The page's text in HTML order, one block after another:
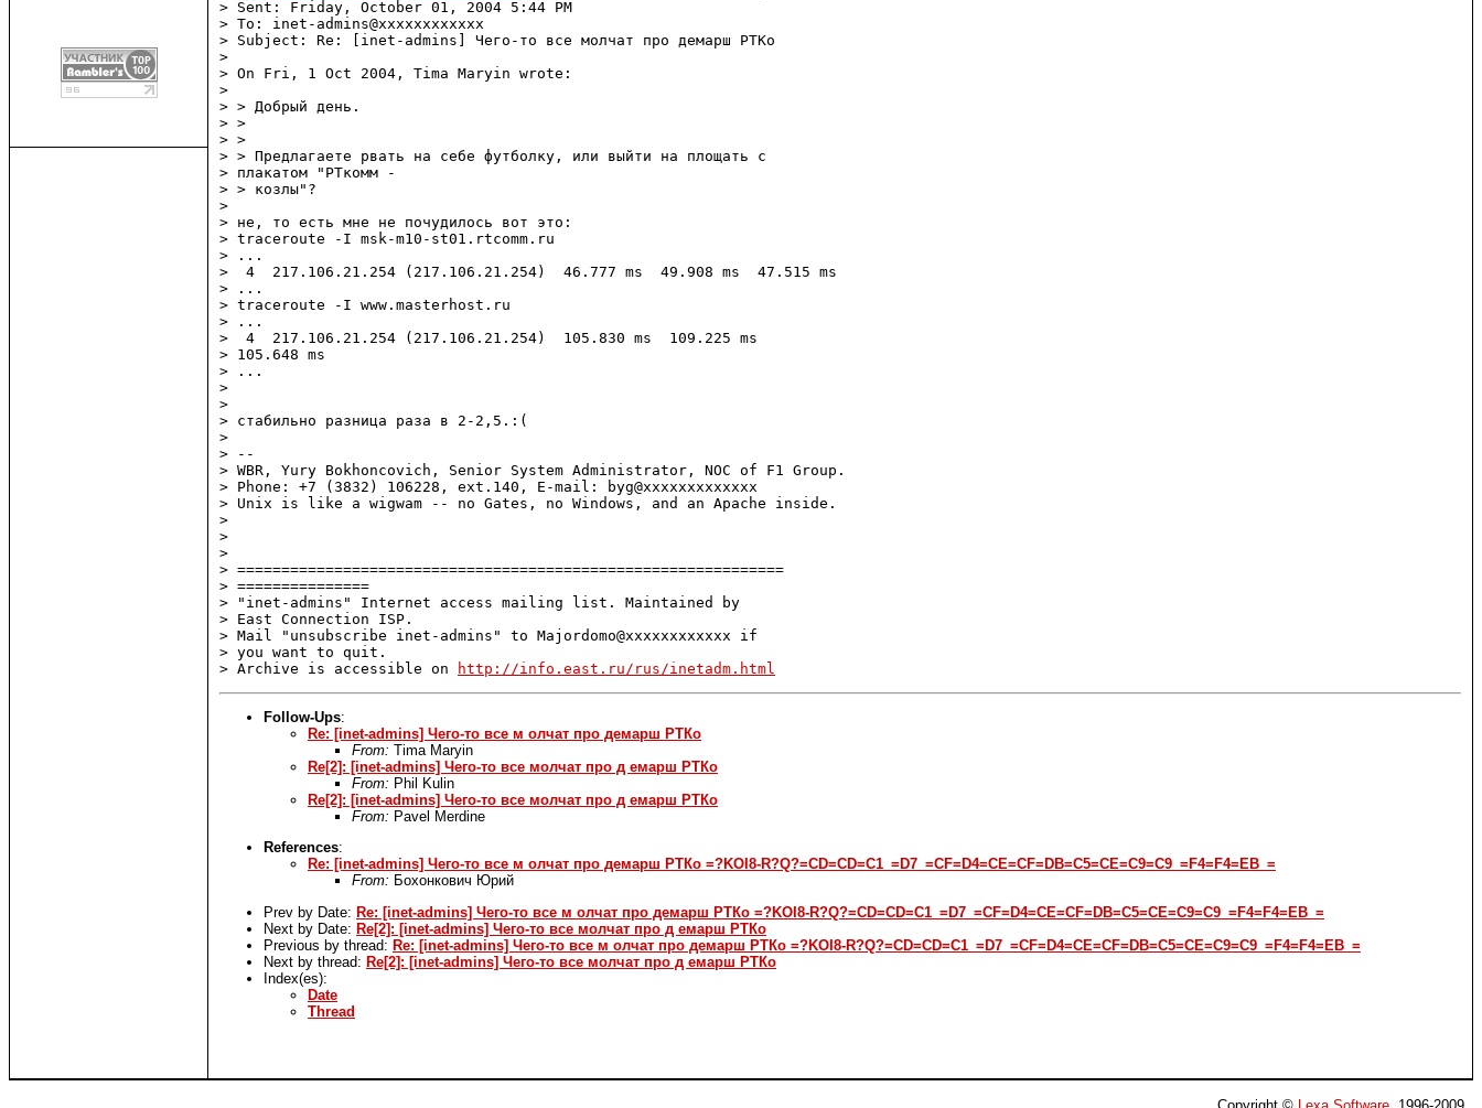
> Sent: Friday, October 01, 2004 5:44 PM
> To: inet-admins@xxxxxxxxxxxx
> Subject: Re: [inet-admins] Чего-то все молчат про демарш РТКо
>
> On Fri, 1 Oct 2004, Tima Maryin wrote:
>
> > Добрый день.
> >
> >
> > Предлагаете рвать на себе футболку, или выйти на площать с
> плакатом "РТкомм -
> > козлы"?
>
> не, то есть мне не почудилось вот это:
> traceroute -I msk-m10-st01.rtcomm.ru
> ...
>  4  217.106.21.254 (217.106.21.254)  46.777 ms  49.908 ms  47.515 ms
> ...
> traceroute -I www.masterhost.ru
> ...
>  4  217.106.21.254 (217.106.21.254)  105.830 ms  109.225 ms
> 105.648 ms
> ...
>
>
> стабильно разница раза в 2-2,5.:(
>
> --
> WBR, Yury Bokhoncovich, Senior System Administrator, NOC of F1 Group.
> Phone: +7 (3832) 106228, ext.140, E-mail: byg@xxxxxxxxxxxxx
> Unix is like a wigwam -- no Gates, no Windows, and an Apache inside.
>
>
>
> ==============================================================
> ===============
> "inet-admins" Internet access mailing list. Maintained by
> East Connection ISP.
> Mail "unsubscribe inet-admins" to Majordomo@xxxxxxxxxxxx if
> you want to quit.
> Archive is accessible on
http://info.east.ru/rus/inetadm.html
Follow-Ups:
Re: [inet-admins] Чего-то все м олчат про демарш РТКо
From: Tima Maryin
Re[2]: [inet-admins] Чего-то все молчат про д емарш РТКо
From: Phil Kulin
Re[2]: [inet-admins] Чего-то все молчат про д емарш РТКо
From: Pavel Merdine
References:
Re: [inet-admins] Чего-то все м олчат про демарш РТКо =?KOI8-R?Q?=CD=CD=C1_=D7_=CF=D4=CE=CF=DB=C5=CE=C9=C9_=F4=F4=EB_=
From: Бохонкович Юрий
Prev by Date: Re: [inet-admins] Чего-то все м олчат про демарш РТКо =?KOI8-R?Q?=CD=CD=C1_=D7_=CF=D4=CE=CF=DB=C5=CE=C9=C9_=F4=F4=EB_=
Next by Date: Re[2]: [inet-admins] Чего-то все молчат про д емарш РТКо
Previous by thread: Re: [inet-admins] Чего-то все м олчат про демарш РТКо =?KOI8-R?Q?=CD=CD=C1_=D7_=CF=D4=CE=CF=DB=C5=CE=C9=C9_=F4=F4=EB_=
Next by thread: Re[2]: [inet-admins] Чего-то все молчат про д емарш РТКо
Index(es):
Date
Thread